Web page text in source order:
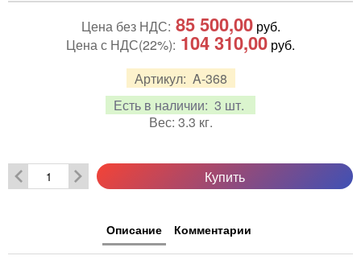
Артикул: A-368
Есть в наличии: 3 шт.
Вес: 3.3 кг.
Цена без НДС: 85 500,00руб.
Цена с НДС(22%): 104 310,00 руб.
Купить
Описание Комментарии